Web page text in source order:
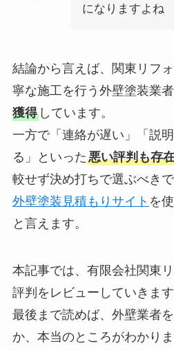
になりますよね
結論から言えば、関東リフ
寧な施工を行う外壁塗装業者
獲得しています。
一方で「連絡が遅い」「説
る」といった悪い評判も存
較せず決め打ちで選ぶべきで
外壁塗装見積もりサイト を
と言えます。
本記事では、有限会社関東
評判をレビューしていきます
最後まで読めば、外壁業者
か、本当のところがわかりま